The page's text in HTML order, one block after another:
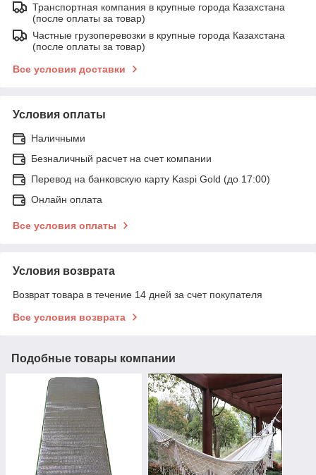
Транспортная компания в крупные города Казахстана
(после оплаты за товар)
Частные грузоперевозки в крупные города Казахстана
(после оплаты за товар)
Все условия доставки
Условия оплаты
Наличными
Безналичный расчет на счет компании
Перевод на банковскую карту Kaspi Gold (до 17:00)
Онлайн оплата
Все условия оплаты
Условия возврата
Возврат товара в течение 14 дней за счет покупателя
Все условия возврата
Подобные товары компании